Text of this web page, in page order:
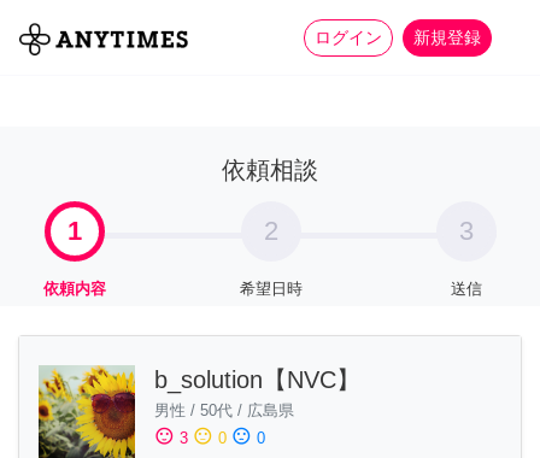
ログイン 新規登録
全て 家事 more_horiz
依頼相談
1
依頼内容
2
希望日時
3
送信
b_solution【NVC】
男性 / 50代 / 広島県
sentiment_satisfied 3 sentiment_neutral 0 sentiment_dissatisfied 0